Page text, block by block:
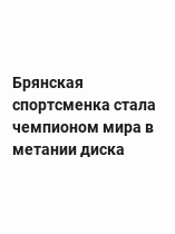
Брянская
спортсменка стала
чемпионом мира в
метании диска